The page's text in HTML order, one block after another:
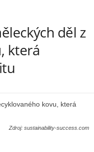
děl z
která
Zdroj: sustainability-success.com